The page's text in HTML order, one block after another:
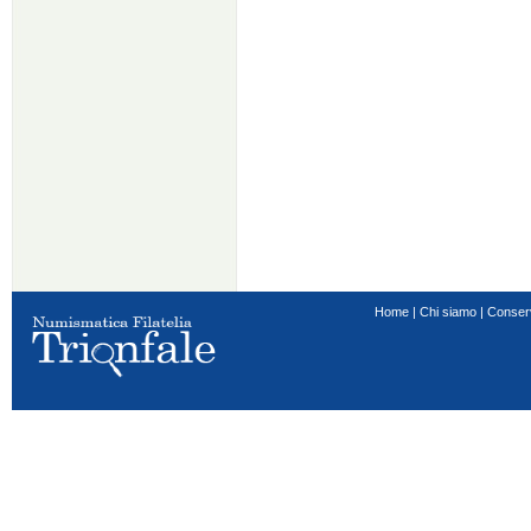
Home | Chi siamo |